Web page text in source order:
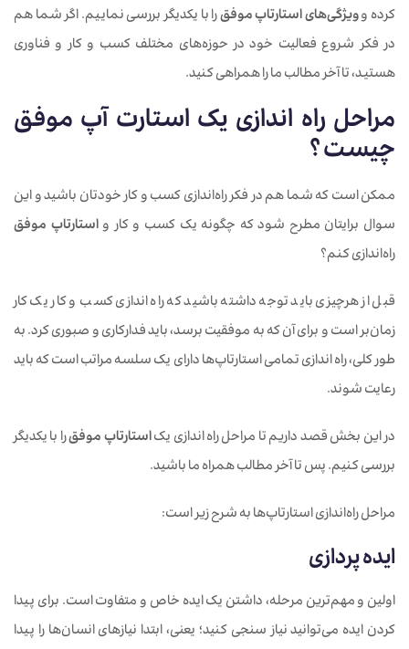
کرده وویژگی‌های استارتاپ موفقرا با یکدیگر بررسی نماییم. اگر شما هم
در فکر شروع فعالیت خود در حوزه‌های مختلف کسب و کار و فناوری
هستید، تا آخر مطالب ما را همراهی کنید.
مراحل راه اندازی یک استارت آپ موفق
چیست ؟
ممکن است که شما هم در فکر راه‌اندازی کسب و کار خودتان باشید و این
سوال برایتان مطرح شود که چگونه یک کسب و کار واستارتاپ موفق
راه‌اندازی کنم؟
قبل از هرچیزی باید توجه داشته باشید که راه ‌اندازی کسب و کار یک کار
زمان‌بر است و برای آن که به موفقیت برسد، باید فدارکاری و صبوری کرد. به
طور کلی، راه ‌اندازی تمامی استارتاپ‌ها دارای یک سلسه مراتب است که باید
رعایت شوند.
در این بخش قصد داریم تا مراحل راه اندازی یکاستارتاپ موفقرا با یکدیگر
بررسی کنیم. پس تا آخر مطالب همراه ما باشید.
مراحل راه‌اندازی استارتاپ‌ها به شرح زیر است:
ایده پردازی
اولین و مهم‌ترین مرحله، داشتن یک ایده خاص و متفاوت است. برای پیدا
کردن ایده می‌توانید نیاز سنجی کنید؛ یعنی، ابتدا نیازهای انسان‌ها را پیدا